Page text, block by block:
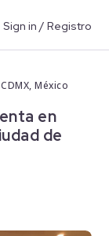
Sign in / Registro
México
en
de